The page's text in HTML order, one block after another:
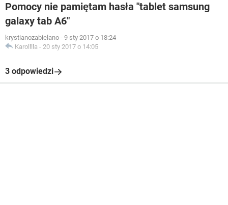
Pomocy nie pamiętam hasła "tablet samsung
galaxy tab A6"
krystianozabielano - 9 sty 2017 o 18:24
Karolllla - 20 sty 2017 o 14:05
3 odpowiedzi